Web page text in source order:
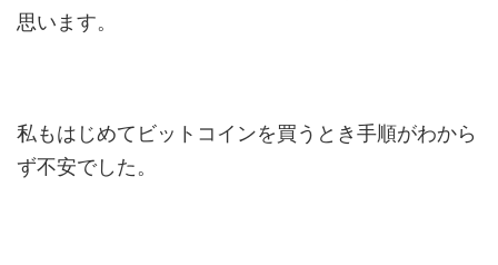
思います。
私もはじめてビットコインを買うとき手順がわから
ず不安でした。